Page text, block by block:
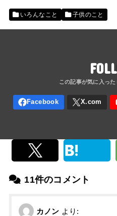
いろんなこと 子供のこと
11件のコメント
カノン より: